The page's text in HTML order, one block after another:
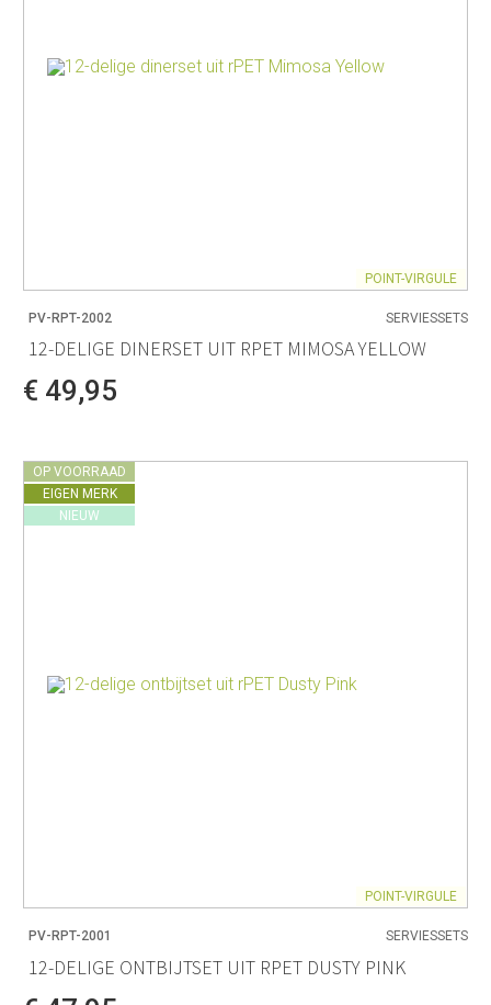
POINT-VIRGULE
PV-RPT-2002 SERVIESSETS
12-DELIGE DINERSET UIT RPET MIMOSA YELLOW
€ 49,95
OP VOORRAAD
EIGEN MERK
NIEUW
POINT-VIRGULE
PV-RPT-2001 SERVIESSETS
12-DELIGE ONTBIJTSET UIT RPET DUSTY PINK